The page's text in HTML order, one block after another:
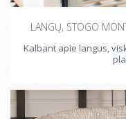
LANGŲ, STOGO
Kalbant apie langus,